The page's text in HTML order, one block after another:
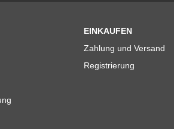
EINKAUFEN
Zahlung und Versand
Registrierung